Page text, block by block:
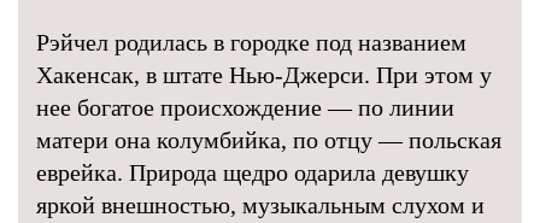
Рэйчел родилась в городке под названием
Хакенсак, в штате Нью-Джерси. При этом у
нее богатое происхождение — по линии
матери она колумбийка, по отцу — польская
еврейка. Природа щедро одарила девушку
яркой внешностью, музыкальным слухом и